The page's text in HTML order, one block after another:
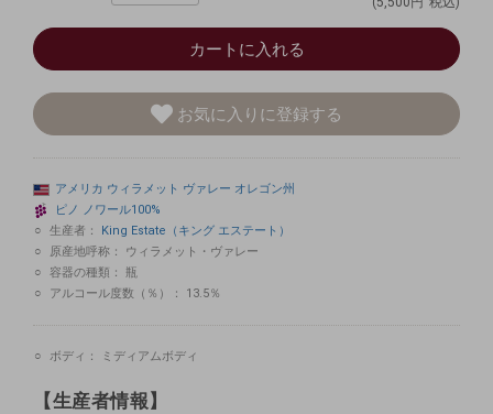
カートに入れる
お気に入りに登録する
アメリカ ウィラメット ヴァレー オレゴン州
ピノ ノワール100%
生産者：
King Estate（キング エステート）
原産地呼称：
ウィラメット・ヴァレー
容器の種類：
瓶
アルコール度数（％）：
13.5％
ボディ： ミディアムボディ
【生産者情報】